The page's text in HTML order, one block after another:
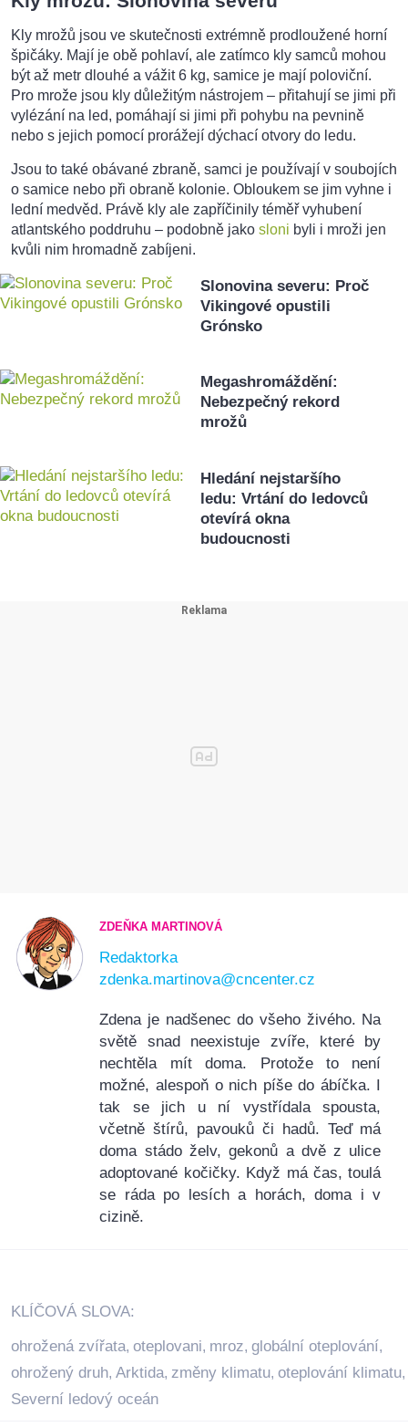
Kly mrožů jsou ve skutečnosti extrémně prodloužené horní
špičáky. Mají je obě pohlaví, ale zatímco kly samců mohou
být až metr dlouhé a vážit 6 kg, samice je mají poloviční.
Pro mrože jsou kly důležitým nástrojem – přitahují se jimi při
vylézání na led, pomáhají si jimi při pohybu na pevnině
nebo s jejich pomocí prorážejí dýchací otvory do ledu.
Jsou to také obávané zbraně, samci je používají v soubojích
o samice nebo při obraně kolonie. Obloukem se jim vyhne i
lední medvěd. Právě kly ale zapříčinily téměř vyhubení
atlantského poddruhu – podobně jako sloni byli i mroži jen
kvůli nim hromadně zabíjeni.
Slonovina severu: Proč
Vikingové opustili
Grónsko
Megashromáždění:
Nebezpečný rekord
mrožů
Hledání nejstaršího
ledu: Vrtání do ledovců
otevírá okna
budoucnosti
ZDEŇKA MARTINOVÁ
Redaktorka
zdenka.martinova@cncenter.cz
Zdena je nadšenec do všeho živého. Na
světě snad neexistuje zvíře, které by
nechtěla mít doma. Protože to není
možné, alespoň o nich píše do ábíčka. I
tak se jich u ní vystřídala spousta,
včetně štírů, pavouků či hadů. Teď má
doma stádo želv, gekonů a dvě z ulice
adoptované kočičky. Když má čas, toulá
se ráda po lesích a horách, doma i v
cizině.
KLÍČOVÁ SLOVA:
ohrožená zvířata, oteplovani, mroz, globální oteplování,
ohrožený druh, Arktida, změny klimatu, oteplování klimatu,
Severní ledový oceán